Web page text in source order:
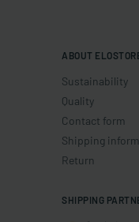
ABOUT
Sustainability
Quality
Contact form
Shipping
Return
SHIPPING